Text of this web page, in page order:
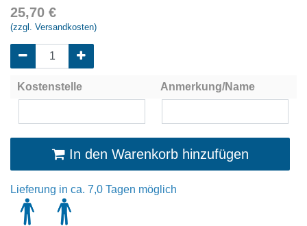
25,70 €
(zzgl. Versandkosten)
Kostenstelle Anmerkung/Name
In den Warenkorb hinzufügen
Lieferung in ca. 7,0 Tagen möglich